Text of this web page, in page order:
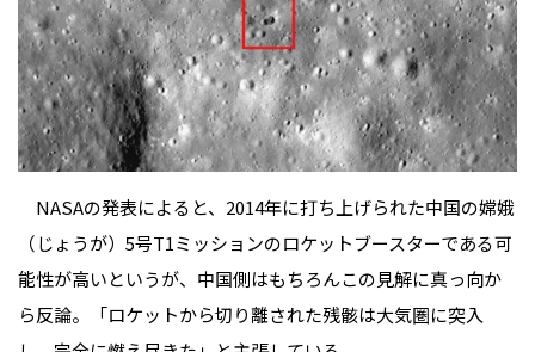
NASAの発表によると、2014年に打ち上げられた中国の嫦娥
（じょうが）5号T1ミッションのロケットブースターである可
能性が高いというが、中国側はもちろんこの見解に真っ向か
ら反論。「ロケットから切り離された残骸は大気圏に突入